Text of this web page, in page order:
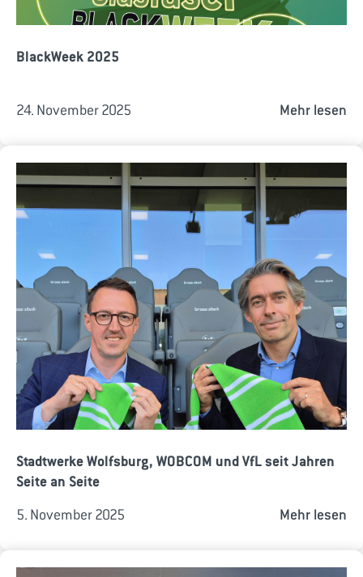
BlackWeek 2025
24. November 2025 Mehr lesen
Stadtwerke Wolfsburg, WOBCOM und VfL seit Jahren
Seite an Seite
5. November 2025 Mehr lesen